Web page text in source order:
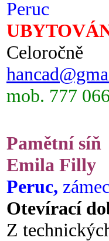
Peruc
Celoročně
mob. 777
Pamětní síň
Emila Filly
Peruc,
Otevírací
Z